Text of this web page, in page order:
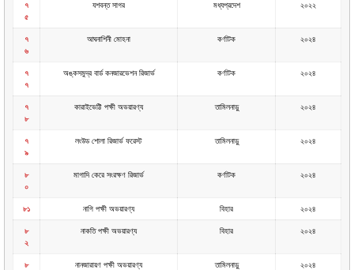
৭
৫
যশবন্ত সাগর মধ্যপ্রদেশ ২০২২
৭
৬
আঘনাশিনী মোহনা কর্ণাটক ২০২৪
৭
৭
অঙ্কসমুদ্র বার্ড কনজারভেশন রিজার্ভ কর্ণাটক ২০২৪
৭
৮
কারাইভেট্টি পক্ষী অভয়ারণ্য তামিলনাড়ু ২০২৪
৭
৯
লংউড শোলা রিজার্ভ ফরেস্ট তামিলনাড়ু ২০২৪
৮
০
মাগাদি কেরে সংরক্ষণ রিজার্ভ কর্ণাটক ২০২৪
৮১ নাগি পক্ষী অভয়ারণ্য বিহার ২০২৪
৮
২
নাকতি পক্ষী অভয়ারণ্য বিহার ২০২৪
৮
নানজারায়ণ পক্ষী অভয়ারণ্য তামিলনাড়ু ২০২৪